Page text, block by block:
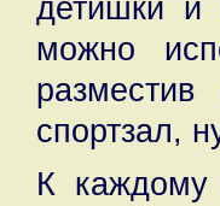
детишки и
можно
спортзал,
К каждому